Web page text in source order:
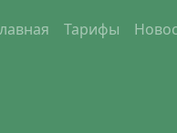
Тарифы